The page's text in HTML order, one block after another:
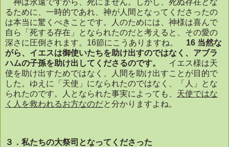
神は永遠ですから、死にません。しかし、死ぬ存在とな
るために、一時的であれ、神が人間となってくださったの
は本当に驚くべきことです。人のためには、神様は喜んで
自ら「死する存在」となられたのだと考えると、その愛の
深さに圧倒されます。 16節にこうありますね。 16 当然な
がら、イエスは御使いたちを助け出すのではなく、アブラ
ハムの子孫を助け出してくださるのです。 イエス様は天
使を助け出すためではなく、人間を助け出すことが目的で
した。ゆえに「天使」になられたのではなく、「人」とな
られたのです。人となられた事実によっても、 天使ではな
く人を救われるお方なのだと分かりますよね。
３．私たちの大祭司となってくださった